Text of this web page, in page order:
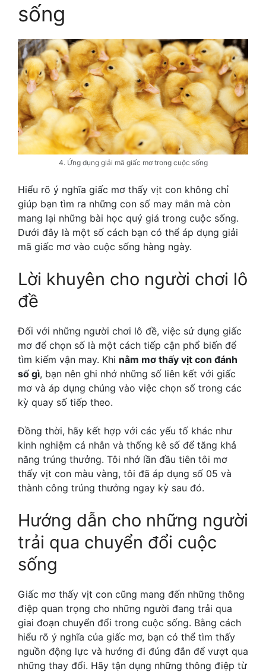
sống
4. Ứng dụng giải mã giấc mơ trong cuộc sống
Hiểu rõ ý nghĩa giấc mơ thấy vịt con không chỉ
giúp bạn tìm ra những con số may mắn mà còn
mang lại những bài học quý giá trong cuộc sống.
Dưới đây là một số cách bạn có thể áp dụng giải
mã giấc mơ vào cuộc sống hàng ngày.
Lời khuyên cho người chơi lô
đề
Đối với những người chơi lô đề, việc sử dụng giấc
mơ để chọn số là một cách tiếp cận phổ biến để
tìm kiếm vận may. Khi nằm mơ thấy vịt con đánh
số gì, bạn nên ghi nhớ những số liên kết với giấc
mơ và áp dụng chúng vào việc chọn số trong các
kỳ quay số tiếp theo.
Đồng thời, hãy kết hợp với các yếu tố khác như
kinh nghiệm cá nhân và thống kê số để tăng khả
năng trúng thưởng. Tôi nhớ lần đầu tiên tôi mơ
thấy vịt con màu vàng, tôi đã áp dụng số 05 và
thành công trúng thưởng ngay kỳ sau đó.
Hướng dẫn cho những người
trải qua chuyển đổi cuộc
sống
Giấc mơ thấy vịt con cũng mang đến những thông
điệp quan trọng cho những người đang trải qua
giai đoạn chuyển đổi trong cuộc sống. Bằng cách
hiểu rõ ý nghĩa của giấc mơ, bạn có thể tìm thấy
nguồn động lực và hướng đi đúng đắn để vượt qua
những thay đổi. Hãy tận dụng những thông điệp từ